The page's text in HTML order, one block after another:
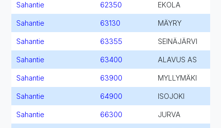
Sahantie 62350 EKOLA
Sahantie 63130 MÄYRY
Sahantie 63355 SEINÄJÄRVI
Sahantie 63400 ALAVUS AS
Sahantie 63900 MYLLYMÄKI
Sahantie 64900 ISOJOKI
Sahantie 66300 JURVA